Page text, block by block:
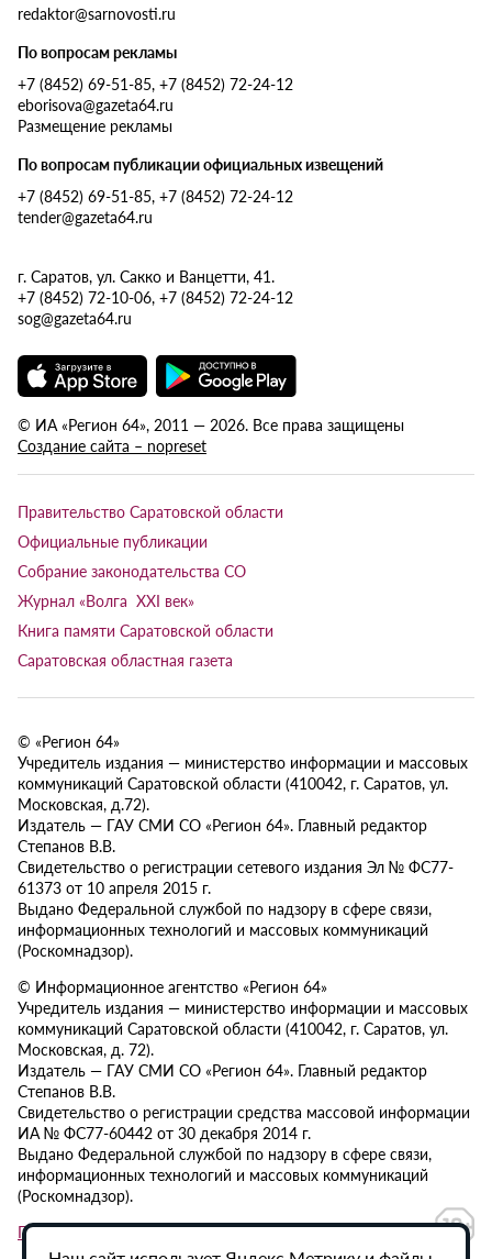
redaktor@sarnovosti.ru
По вопросам рекламы
+7 (8452) 69-51-85, +7 (8452) 72-24-12
eborisova@gazeta64.ru
Размещение рекламы
По вопросам публикации официальных извещений
+7 (8452) 69-51-85, +7 (8452) 72-24-12
tender@gazeta64.ru
г. Саратов, ул. Сакко и Ванцетти, 41.
+7 (8452) 72-10-06, +7 (8452) 72-24-12
sog@gazeta64.ru
© ИА «Регион 64», 2011 — 2026. Все права защищены
Создание сайта – nopreset
Правительство Саратовской области
Официальные публикации
Собрание законодательства СО
Журнал «Волга XXI век»
Книга памяти Саратовской области
Саратовская областная газета
© «Регион 64»
Учредитель издания — министерство информации и массовых
коммуникаций Саратовской области (410042, г. Саратов, ул.
Московская, д.72).
Издатель — ГАУ СМИ СО «Регион 64». Главный редактор
Степанов В.В.
Свидетельство о регистрации сетевого издания Эл № ФС77-
61373 от 10 апреля 2015 г.
Выдано Федеральной службой по надзору в сфере связи,
информационных технологий и массовых коммуникаций
(Роскомнадзор).
© Информационное агентство «Регион 64»
Учредитель издания — министерство информации и массовых
коммуникаций Саратовской области (410042, г. Саратов, ул.
Московская, д. 72).
Издатель — ГАУ СМИ СО «Регион 64». Главный редактор
Степанов В.В.
Свидетельство о регистрации средства массовой информации
ИА № ФС77-60442 от 30 декабря 2014 г.
Выдано Федеральной службой по надзору в сфере связи,
информационных технологий и массовых коммуникаций
(Роскомнадзор).
Политика в отношении обработки персональных данных